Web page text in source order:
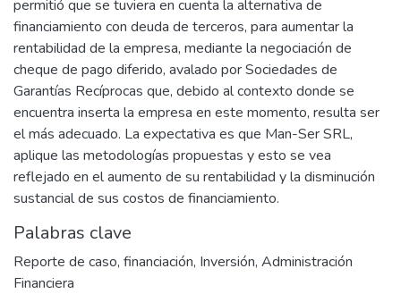
permitió que se tuviera en cuenta la alternativa de
financiamiento con deuda de terceros, para aumentar la
rentabilidad de la empresa, mediante la negociación de
cheque de pago diferido, avalado por Sociedades de
Garantías Recíprocas que, debido al contexto donde se
encuentra inserta la empresa en este momento, resulta ser
el más adecuado. La expectativa es que Man-Ser SRL,
aplique las metodologías propuestas y esto se vea
reflejado en el aumento de su rentabilidad y la disminución
sustancial de sus costos de financiamiento.
Palabras clave
Reporte de caso, financiación, Inversión, Administración
Financiera